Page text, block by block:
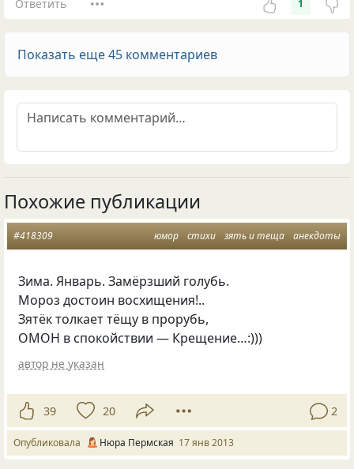
Ответить 1
Показать еще 45 комментариев
Похожие публикации
юмор стихи зять и теща анекдоты
#418309
Зима. Январь. Замёрзший голубь.
Мороз достоин восхищения!..
Зятёк толкает тёщу в прорубь,
ОМОН в спокойствии — Крещение…:)))
автор не указан
39 20 2
Опубликовала Нюра Пермская 17 янв 2013